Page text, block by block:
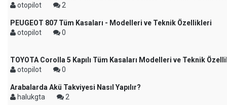
otopilot
2
PEUGEOT 807 Tüm Kasaları - Modelleri ve Teknik Özellikleri
otopilot
0
TOYOTA Corolla 5 Kapılı Tüm Kasaları Modelleri ve Teknik
otopilot
0
Arabalarda Akü Takviyesi Nasıl Yapılır?
halukgta
2